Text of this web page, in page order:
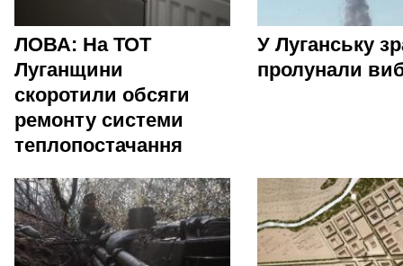
ЛОВА: На ТОТ
Луганщини
скоротили обсяги
ремонту системи
теплопостачання
У Луганську
пролунали